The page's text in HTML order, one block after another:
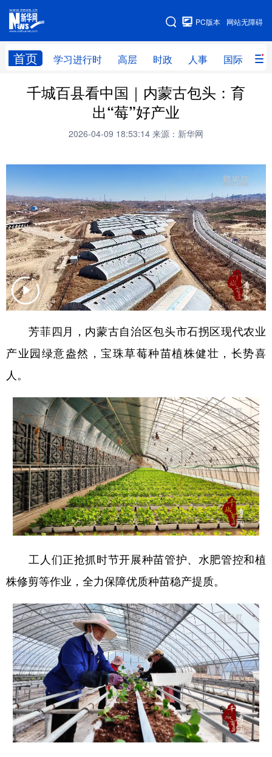
网站无障碍
PC版本
首页 学习进行时 高层 时政 人事 国际 财
网站地图
学习进行时 高层 时政 人事
财经 网评
全球连线
科技 科创 量子 体育
文化 书画 健康 军事
访谈 视频 图片 政务
法律 中央文件 金融 汽车
食品 人居 信息化 数字经济
学术中国 乡村振兴 银龄 溯源中国
彩票 娱乐 时尚 悦读
文化产业
地方频道
北京 天津 河北 山西
辽宁 吉林 上海 江苏
浙江 安徽 福建 江西
陕西 甘肃 青海 宁夏
新疆 内蒙古 黑龙江
多语种频道
English Español Français عربى
千城百县看中国｜内蒙古包头：育
出“莓”好产业
2026-04-09 18:53:14 来源：新华网
芳菲四月，内蒙古自治区包头市石拐区现代农业
产业园绿意盎然，宝珠草莓种苗植株健壮，长势喜
人。
工人们正抢抓时节开展种苗管护、水肥管控和植
株修剪等作业，全力保障优质种苗稳产提质。